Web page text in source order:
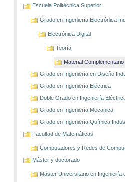
Escuela Politécnica Superior
Grado en Ingeniería Electrónica
Electrónica Digital
Teoría
Material Complementario
Grado en Ingeniería en Diseño
Grado en Ingeniería Eléctrica
Doble Grado en Ingeniería
Grado en Ingeniería Mecánica
Grado en Ingeniería Química
Facultad de Matemáticas
Computadores y Redes de
Máster y doctorado
Máster Universitario en Ingeniería